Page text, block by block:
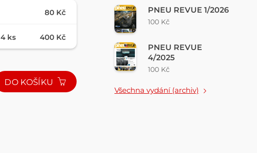
80 Kč
4 ks 400 Kč
DO KOŠÍKU
PNEU REVUE 1/2026
100 Kč
PNEU REVUE
4/2025
100 Kč
Všechna vydání (archiv)